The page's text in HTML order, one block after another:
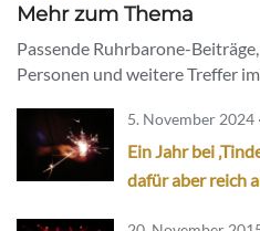
Mehr zum Thema
Passende Ruhrbarone-
Personen und weitere Treffer
5. November 2024
Ein Jahr bei
dafür aber reich